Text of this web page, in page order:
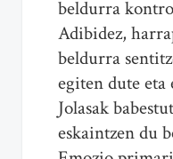
beldurra
Adibidez,
beldurra
egiten dute
Jolasak
eskaintzen du